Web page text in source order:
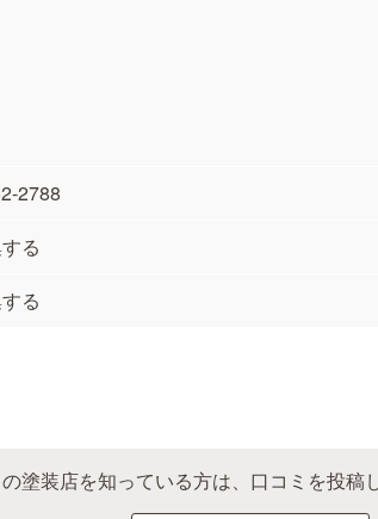
2788
る
る
塗装店を知っている方は、口コミを投稿